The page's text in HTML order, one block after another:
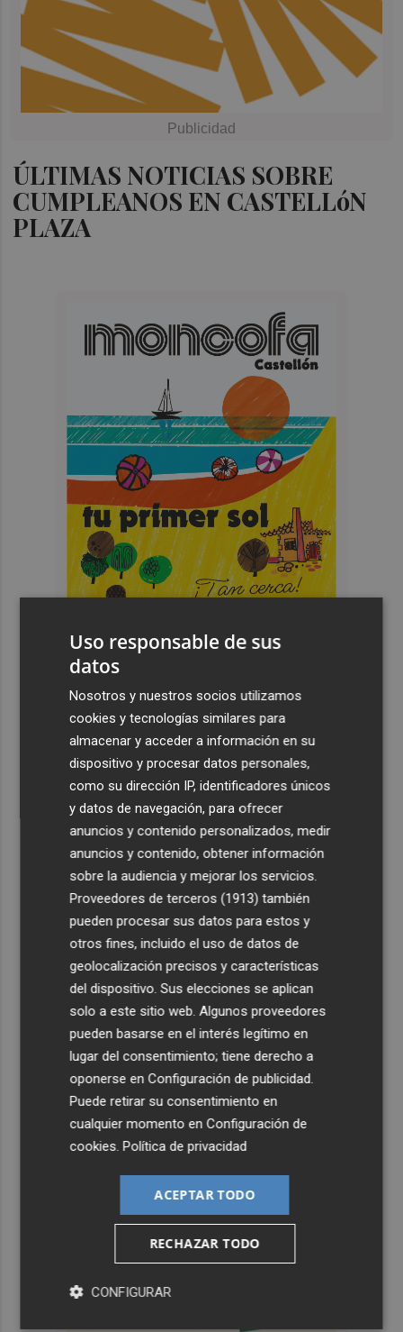
ÚLTIMAS NOTICIAS SOBRE
CUMPLEANOS EN CASTELLóN
PLAZA
Últimas Noticias
El Villarreal anuncia a sus seis capitanes: Gerard
Moreno, Foyth, Comesaña, Ayoze, Cardona y Logan
Más problemas en el lateral derecho: Monferrer sufre
una lesión muscular
San Javier da viabilidad al nuevo contrato del transporte
urbano y a un hotel de cuatro estrellas en La Manga con
324 habitaciones
Estos son los estrenos que abren la cartelera en agosto:
de la comedia 'El último mono' a una nueva entrega de
'La Patrulla Canina'
Otra inyección para el desarrollo de energía renovable
en Castellón: los fondos de la UE destinan 19 millones a
proyectos de 11 municipios
Uso responsable de sus
datos
Nosotros y nuestros socios utilizamos
cookies y tecnologías similares para
almacenar y acceder a información en su
dispositivo y procesar datos personales,
como su dirección IP, identificadores únicos
y datos de navegación, para ofrecer
anuncios y contenido personalizados, medir
anuncios y contenido, obtener información
sobre la audiencia y mejorar los servicios.
Proveedores de terceros (1913) también
pueden procesar sus datos para estos y
otros fines, incluido el uso de datos de
geolocalización precisos y características
del dispositivo. Sus elecciones se aplican
solo a este sitio web. Algunos proveedores
pueden basarse en el interés legítimo en
lugar del consentimiento; tiene derecho a
oponerse enConfiguración de publicidad.
Puede retirar su consentimiento en
cualquier momento enConfiguración de
cookies.Política de privacidad
ACEPTAR TODO
RECHAZAR TODO
CONFIGURAR